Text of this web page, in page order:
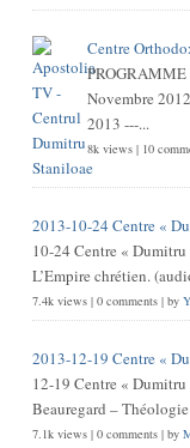
Centre
PROGRAMME et ENREGISTREMENTS : Octobre 2012 ---
Novembre
2013 ---...
8k views| 10
2013-10-24 Centre «
10-24 Centre «
L’Empire chrétien.
7.4k views| 0 comments| by
2013-12-19 Centre «
12-19 Centre «
Beauregard –
7.1k views| 0 comments| by